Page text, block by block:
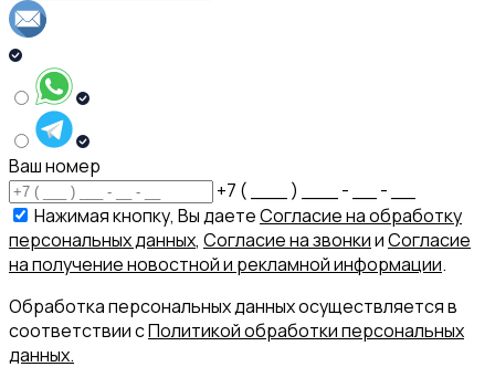
Ваш номер
+7 ( ___ ) ___ - __ - __
Нажимая кнопку, Вы даетеСогласие на обработку
персональных данных, Согласие на звонкииСогласие
на получение новостной и рекламной информации.
Обработка персональных данных осуществляется в
соответствии сПолитикой обработки персональных
данных.